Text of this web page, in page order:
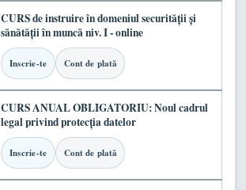
CURS de instruire în domeniul securității și
sănătății în muncă niv. I - online
Inscrie-te Cont de plată
CURS ANUAL OBLIGATORIU: Noul cadrul
legal privind protecția datelor
Inscrie-te Cont de plată